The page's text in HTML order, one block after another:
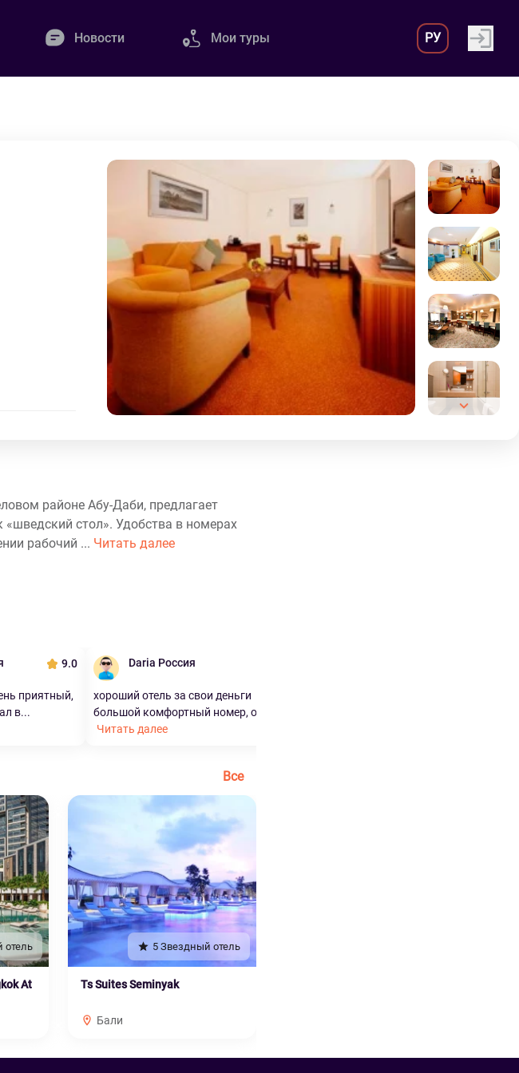
Новости Мои туры РУ
районе Абу-Даби, предлагает
стол». Удобства в номерах
рабочий ... Читать далее
9.0
приятный,
в...
Daria Россия
хороший отель за свои деньги
большой комфортный номер, очен...
Читать далее
Все
отель
At
5 Звездный отель
Ts Suites Seminyak
Бали